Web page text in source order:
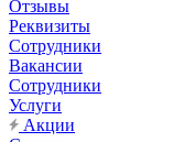
Отзывы
Реквизиты
Сотрудники
Вакансии
Сотрудники
Услуги
Акции